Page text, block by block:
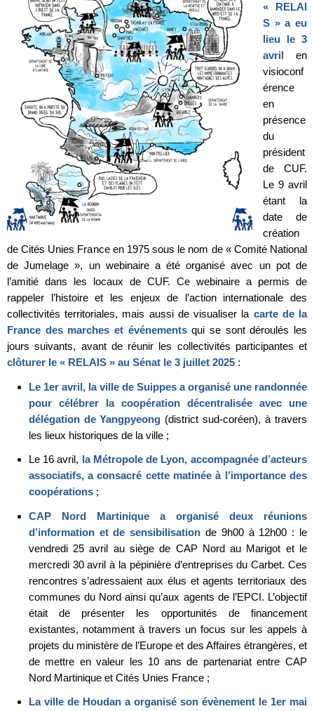
« RELAI
S » a eu
lieu le 3
avril en
visioconf
érence
en
présence
du
président
de CUF.
Le 9 avril
étant la
date de
création
de Cités Unies France en 1975 sous le nom de « Comité National
de Jumelage », un webinaire a été organisé avec un pot de
l’amitié dans les locaux de CUF. Ce webinaire a permis de
rappeler l’histoire et les enjeux de l’action internationale des
collectivités territoriales, mais aussi de visualiser la carte de la
France des marches et événementsqui se sont déroulés les
jours suivants, avant de réunir les collectivités participantes et
clôturer le « RELAIS » au Sénat le 3 juillet 2025 :
Le 1er avril, la ville de Suippes a organisé une randonnée
pour célébrer la coopération décentralisée avec une
délégation de Yangpyeong (district sud-coréen), à travers
les lieux historiques de la ville ;
Le 16 avril, la Métropole de Lyon, accompagnée d’acteurs
associatifs, a consacré cette matinée à l’importance des
coopérations;
CAP Nord Martinique a organisé deux réunions
d’information et de sensibilisation de 9h00 à 12h00 : le
vendredi 25 avril au siège de CAP Nord au Marigot et le
mercredi 30 avril à la pépinière d’entreprises du Carbet. Ces
rencontres s’adressaient aux élus et agents territoriaux des
communes du Nord ainsi qu’aux agents de l’EPCI. L’objectif
était de présenter les opportunités de financement
existantes, notamment à travers un focus sur les appels à
projets du ministère de l’Europe et des Affaires étrangères, et
de mettre en valeur les 10 ans de partenariat entre CAP
Nord Martinique et Cités Unies France ;
La ville de Houdan a organisé son évènement le 1er mai